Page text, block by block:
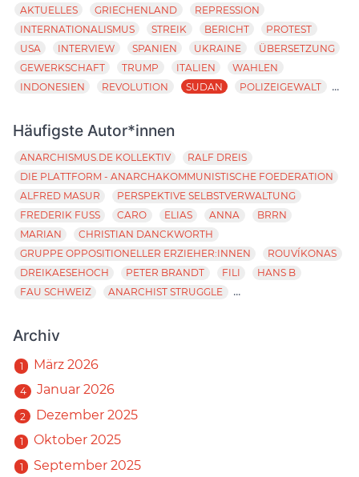
AKTUELLES GRIECHENLAND
REPRESSION
INTERNATIONALISMUS
STREIK BERICHT
PROTEST
USA
INTERVIEW SPANIEN UKRAINE
ÜBERSETZUNG
GEWERKSCHAFT
TRUMP ITALIEN
WAHLEN
INDONESIEN
REVOLUTION SUDAN POLIZEIGEWALT ...
Häufigste Autor*innen
ANARCHISMUS.DE KOLLEKTIV
RALF DREIS
DIE PLATTFORM - ANARCHAKOMMUNISTISCHE FOEDERATION
ALFRED MASUR
PERSPEKTIVE SELBSTVERWALTUNG
FREDERIK FUSS
CARO ELIAS ANNA
BRRN
MARIAN
CHRISTIAN DANCKWORTH
GRUPPE OPPOSITIONELLER ERZIEHER:INNEN
ROUVÍKONAS
DREIKAESEHOCH
PETER BRANDT FILI
HANS B
FAU SCHWEIZ
ANARCHIST STRUGGLE ...
Archiv
1 März 2026
4 Januar 2026
2 Dezember 2025
1 Oktober 2025
1 September 2025